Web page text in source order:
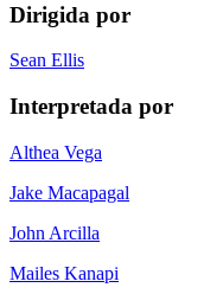
Dirigida por
Sean Ellis
Interpretada por
Althea Vega
Jake Macapagal
John Arcilla
Mailes Kanapi